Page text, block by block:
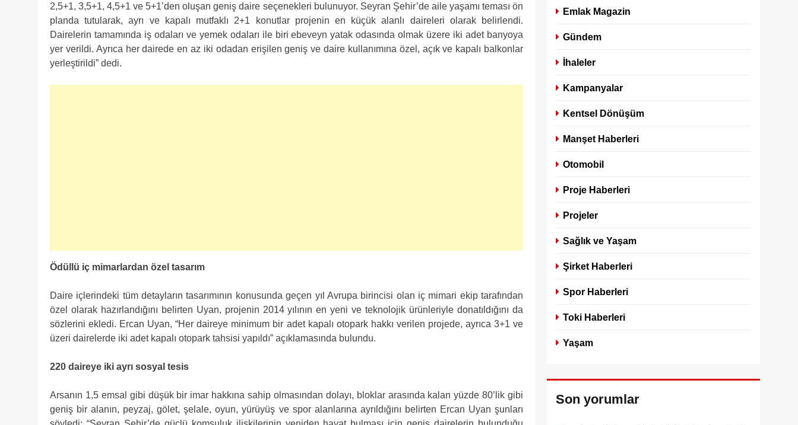
2,5+1, 3,5+1, 4,5+1 ve 5+1’den oluşan geniş daire seçenekleri bulunuyor. Seyran Şehir’de aile yaşamı teması ön
planda tutularak, ayrı ve kapalı mutfaklı 2+1 konutlar projenin en küçük alanlı daireleri olarak belirlendi.
Dairelerin tamamında iş odaları ve yemek odaları ile biri ebeveyn yatak odasında olmak üzere iki adet banyoya
yer verildi. Ayrıca her dairede en az iki odadan erişilen geniş ve daire kullanımına özel, açık ve kapalı balkonlar
yerleştirildi” dedi.
Ödüllü iç mimarlardan özel tasarım
Daire içlerindeki tüm detayların tasarımının konusunda geçen yıl Avrupa birincisi olan iç mimari ekip tarafından
özel olarak hazırlandığını belirten Uyan, projenin 2014 yılının en yeni ve teknolojik ürünleriyle donatıldığını da
sözlerini ekledi. Ercan Uyan, “Her daireye minimum bir adet kapalı otopark hakkı verilen projede, ayrıca 3+1 ve
üzeri dairelerde iki adet kapalı otopark tahsisi yapıldı” açıklamasında bulundu.
220 daireye iki ayrı sosyal tesis
Arsanın 1,5 emsal gibi düşük bir imar hakkına sahip olmasından dolayı, bloklar arasında kalan yüzde 80’lik gibi
geniş bir alanın, peyzaj, gölet, şelale, oyun, yürüyüş ve spor alanlarına ayrıldığını belirten Ercan Uyan şunları
Emlak Magazin
Gündem
İhaleler
Kampanyalar
Kentsel Dönüşüm
Manşet Haberleri
Otomobil
Proje Haberleri
Projeler
Sağlık ve Yaşam
Şirket Haberleri
Spor Haberleri
Toki Haberleri
Yaşam
Son yorumlar